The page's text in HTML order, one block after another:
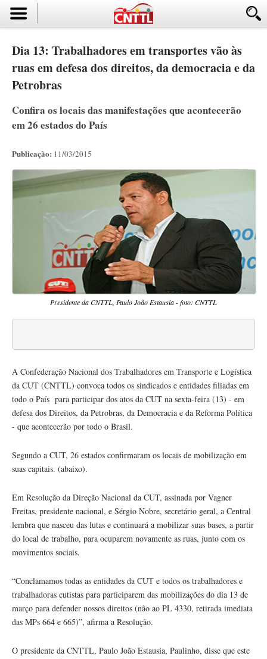
Dia 13: Trabalhadores em transportes vão às
ruas em defesa dos direitos, da democracia e da
Petrobras
Confira os locais das manifestações que acontecerão
em 26 estados do País
Publicação: 11/03/2015
Presidente da CNTTL, Paulo João Estausia - foto: CNTTL
A Confederação Nacional dos Trabalhadores em Transporte e Logística
da CUT (CNTTL) convoca todos os sindicados e entidades filiadas em
todo o País para participar dos atos da CUT na sexta-feira (13) - em
defesa dos Direitos, da Petrobras, da Democracia e da Reforma Política
- que acontecerão por todo o Brasil.
Segundo a CUT, 26 estados confirmaram os locais de mobilização em
suas capitais. (abaixo).
Em Resolução da Direção Nacional da CUT, assinada por Vagner
Freitas, presidente nacional, e Sérgio Nobre, secretário geral, a Central
lembra que nasceu das lutas e continuará a mobilizar suas bases, a partir
do local de trabalho, para ocuparem novamente as ruas, junto com os
movimentos sociais.
“Conclamamos todas as entidades da CUT e todos os trabalhadores e
trabalhadoras cutistas para participarem das mobilizações do dia 13 de
março para defender nossos direitos (não ao PL 4330, retirada imediata
das MPs 664 e 665)”, afirma a Resolução.
O presidente da CNTTL, Paulo João Estausia, Paulinho, disse que este